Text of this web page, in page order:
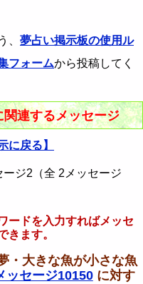
、 夢占い掲示板の使用ル
フォームから投稿してく
連するメッセージ
に戻る】
ージ2（全 2メッセージ
ードを入力すればメッセ
きます。
・大きな魚が小さな魚
ッセージ10150に対す